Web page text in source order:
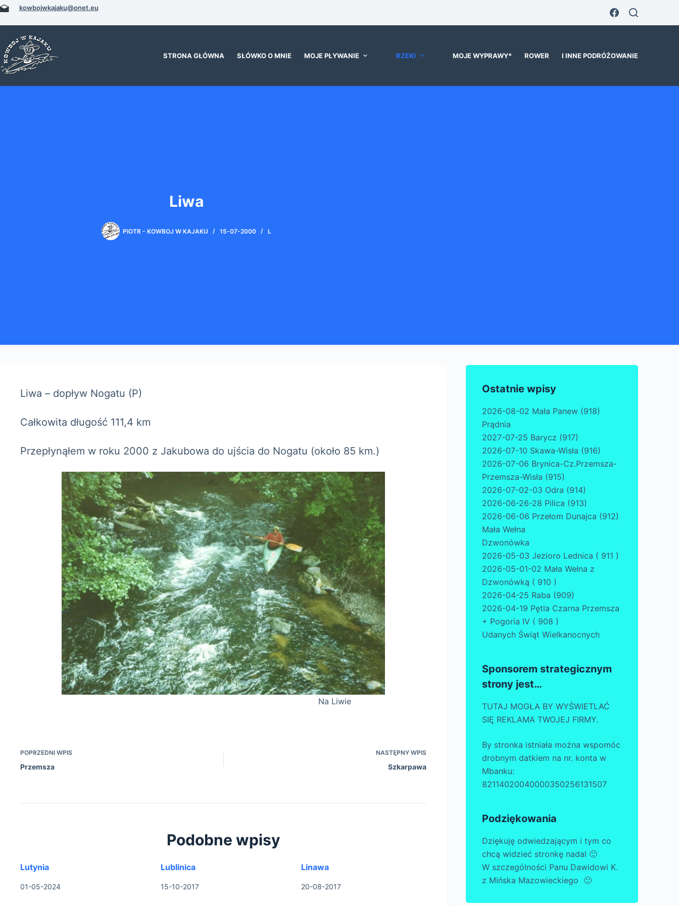
Przejdźkowbojwkajaku@onet.eu
STRONA GŁÓWNA SŁÓWKO O MNIE MOJE PŁYWANIE RZEKI MOJE WYPRAWY* ROWER I INNE PODRÓŻOWANIE
Liwa
PIOTR - KOWBOJ W KAJAKU 15-07-2000 L
Liwa – dopływ Nogatu (P)
Całkowita długość 111,4 km
Przepłynąłem w roku 2000 z Jakubowa do ujścia do Nogatu (około 85 km.)
Na Liwie
POPRZEDNI WPIS
Przemsza
NASTĘPNYWPIS
Szkarpawa
Podobne wpisy
Lutynia
01-05-2024
Lublinica
15-10-2017
Linawa
20-08-2017
Ostatnie wpisy
2026-08-02 Mała Panew (918)
Prądnia
2027-07-25 Barycz (917)
2026-07-10 Skawa-Wisła (916)
2026-07-06 Brynica-Cz.Przemsza-
Przemsza-Wisła (915)
2026-07-02-03 Odra (914)
2026-06-26-28 Pilica (913)
2026-06-06 Przełom Dunajca (912)
Mała Wełna
Dzwonówka
2026-05-03 Jezioro Lednica ( 911 )
2026-05-01-02 Mała Wełna z
Dzwonówką ( 910 )
2026-04-25 Raba (909)
2026-04-19 Pętla Czarna Przemsza
+ Pogoria IV ( 908 )
Udanych Świąt Wielkanocnych
Sponsorem strategicznym
strony jest…
TUTAJ MOGŁA BY WYŚWIETLAĆ
SIĘ REKLAMA TWOJEJ FIRMY.
By stronka istniała można wspomóc
drobnym datkiem na nr. konta w
Mbanku:
82114020040000350256131507
Podziękowania
Dziękuję odwiedzającym i tym co
chcą widzieć stronkę nadal 🙂
W szczególności Panu Dawidowi K.
z Mińska Mazowieckiego 🙂